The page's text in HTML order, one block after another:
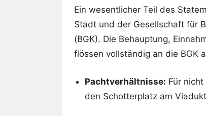
Ein wesentlicher Teil des
Stadt und der Gesellschaft für
(BGK). Die Behauptung,
flössen vollständig an die BGK
Pachtverhältnisse: Für
den Schotterplatz am